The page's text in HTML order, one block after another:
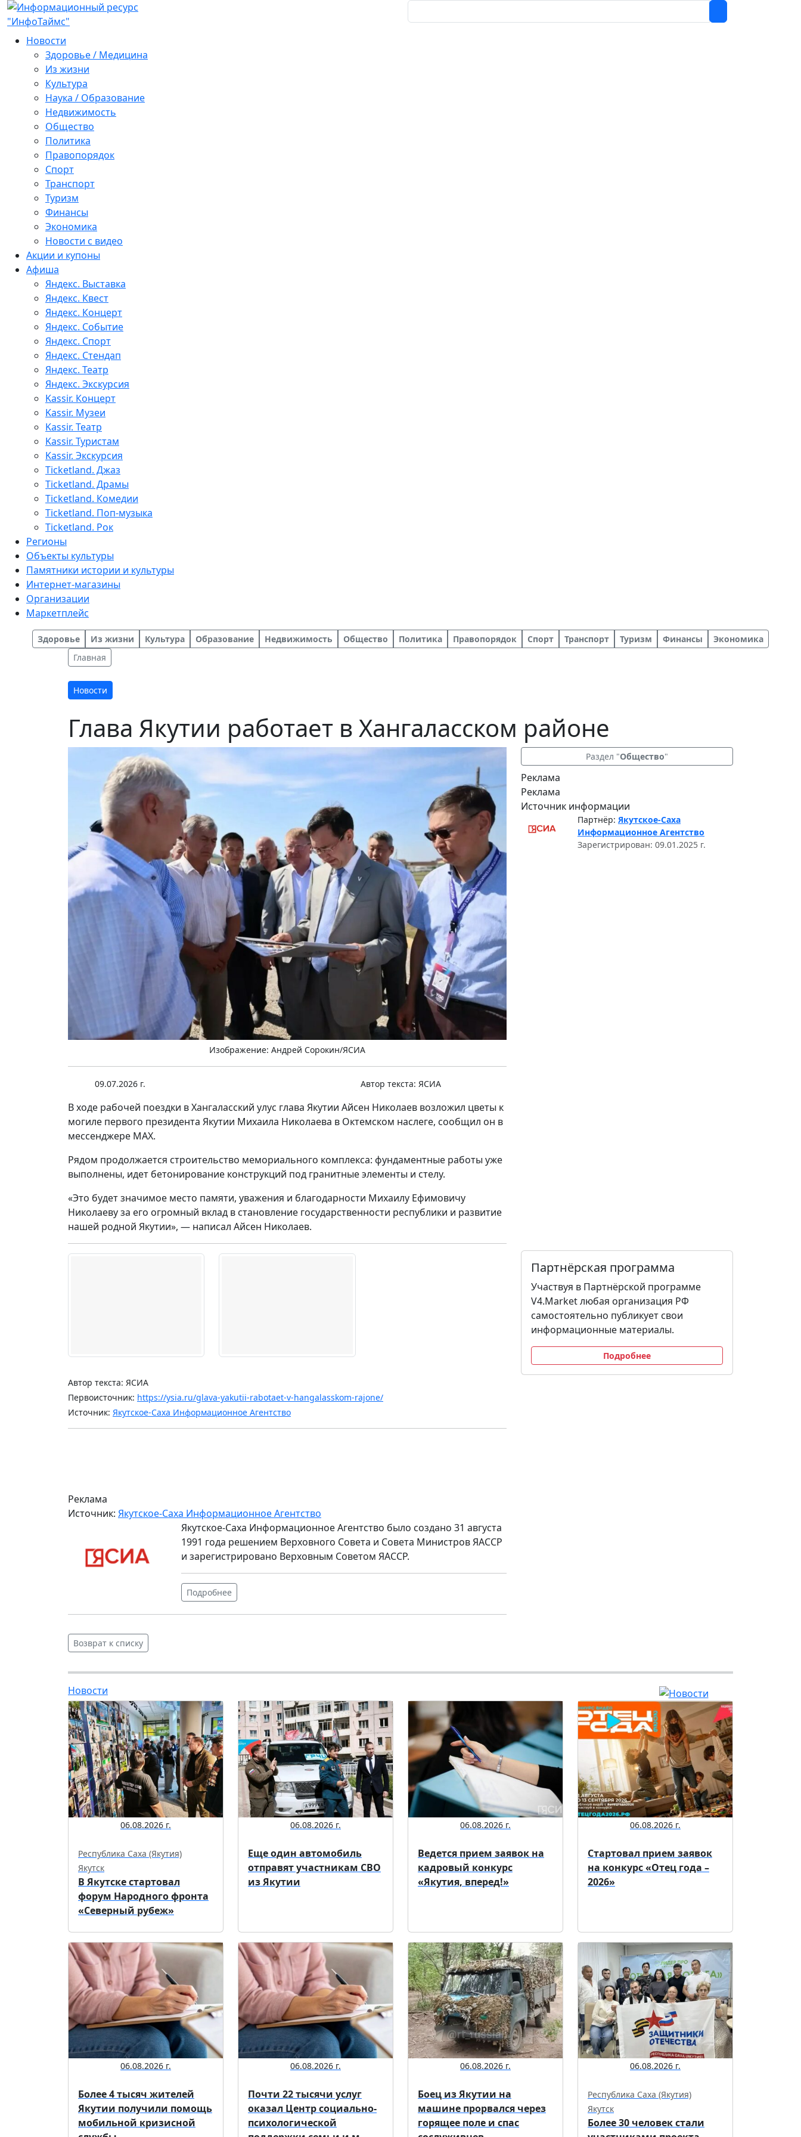
Новости
Здоровье / Медицина
Из жизни
Культура
Наука / Образование
Недвижимость
Общество
Политика
Правопорядок
Спорт
Транспорт
Туризм
Финансы
Экономика
Новости с видео
Акции и купоны
Афиша
Яндекс. Выставка
Яндекс. Квест
Яндекс. Концерт
Яндекс. Событие
Яндекс. Спорт
Яндекс. Стендап
Яндекс. Театр
Яндекс. Экскурсия
Kassir. Концерт
Kassir. Музеи
Kassir. Театр
Kassir. Туристам
Kassir. Экскурсия
Ticketland. Джаз
Ticketland. Драмы
Ticketland. Комедии
Ticketland. Поп-музыка
Ticketland. Рок
Регионы
Объекты культуры
Памятники истории и культуры
Интернет-магазины
Организации
Маркетплейс
Здоровье Из жизни Культура Образование Недвижимость Общество Политика Правопорядок Спорт Транспорт Туризм Финансы
Экономика
Главная
Новости
Глава Якутии работает в Хангаласском районе
Изображение: Андрей Сорокин/ЯСИА
09.07.2026 г. Автор текста: ЯСИА
В ходе рабочей поездки в Хангаласский улус глава Якутии Айсен Николаев возложил цветы к
могиле первого президента Якутии Михаила Николаева в Октемском наслеге, сообщил он в
мессенджере MAX.
Рядом продолжается строительство мемориального комплекса: фундаментные работы уже
выполнены, идет бетонирование конструкций под гранитные элементы и стелу.
«Это будет значимое место памяти, уважения и благодарности Михаилу Ефимовичу
Николаеву за его огромный вклад в становление государственности республики и развитие
нашей родной Якутии», — написал Айсен Николаев.
Автор текста: ЯСИА
Первоисточник: https://ysia.ru/glava-yakutii-rabotaet-v-hangalasskom-rajone/
Источник: Якутское-Саха Информационное Агентство
Реклама
Источник: Якутское-Саха Информационное Агентство
Якутское-Саха Информационное Агентство было создано 31 августа
1991 года решением Верховного Совета и Совета Министров ЯАССР
и зарегистрировано Верховным Советом ЯАССР.
Подробнее
Раздел "Общество"
Реклама
Реклама
Источник информации
Партнёр: Якутское-Саха
Информационное Агентство
Зарегистрирован: 09.01.2025 г.
Партнёрская программа
Участвуя в Партнёрской программе
V4.Market любая организация РФ
самостоятельно публикует свои
информационные материалы.
Подробнее
Возврат к списку
Новости
06.08.2026 г.
Республика Саха (Якутия)
Якутск
В Якутске стартовал
форум Народного фронта
«Северный рубеж»
06.08.2026 г.
Еще один автомобиль
отправят участникам СВО
из Якутии
06.08.2026 г.
Ведется прием заявок на
кадровый конкурс
«Якутия, вперед!»
06.08.2026 г.
Стартовал прием заявок
на конкурс «Отец года –
2026»
06.08.2026 г.
Более 4 тысяч жителей
Якутии получили помощь
мобильной кризисной
06.08.2026 г.
Почти 22 тысячи услуг
оказал Центр социально-
психологической
06.08.2026 г.
Боец из Якутии на
машине прорвался через
горящее поле и спас
06.08.2026 г.
Республика Саха (Якутия)
Якутск
Более 30 человек стали